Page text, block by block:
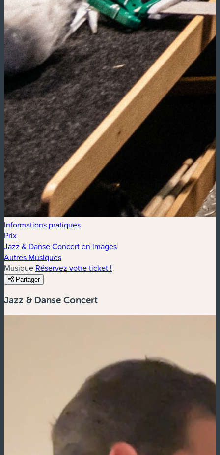
Informations pratiques
Prix
Jazz & Danse Concert en images
Autres Musiques
Musique Réservez votre ticket !
Partager
Jazz & Danse Concert